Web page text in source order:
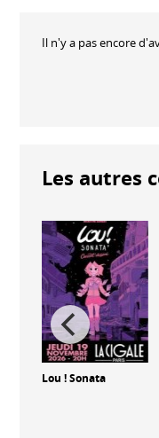
Il n'y a pas encore
Les autres
Lou ! Sonata